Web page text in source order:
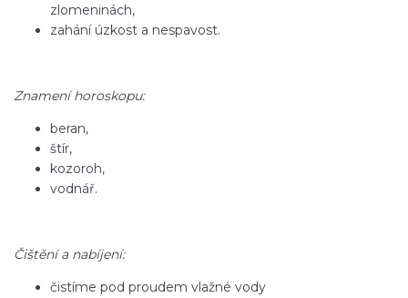
zlomeninách,
zahání úzkost a nespavost.
Znamení horoskopu:
beran,
štír,
kozoroh,
vodnář.
Čištění a nabíjení:
čistíme pod proudem vlažné vody